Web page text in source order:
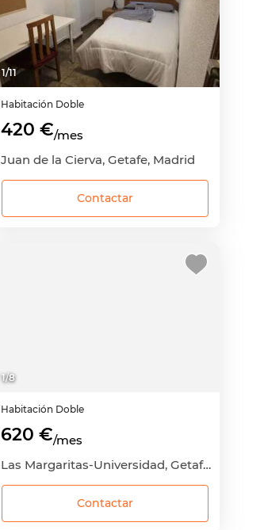
1/11
Habitación Doble
420 €/mes
Juan de la Cierva, Getafe, Madrid
Contactar
1/8
Habitación Doble
620 €/mes
Las Margaritas-Universidad, Getafe, Madrid
Contactar